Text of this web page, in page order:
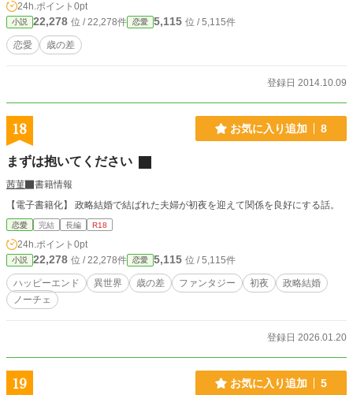
24h.ポイント 0pt
小説 22,278 位 / 22,278件 恋愛 5,115 位 / 5,115件
恋愛 歳の差
登録日 2014.10.09
18 お気に入り追加 8
まずは抱いてください
茜菫
書籍情報
【電子書籍化】 政略結婚で結ばれた夫婦が初夜を迎えて関係を良好にする話。
恋愛 完結 長編 R18
24h.ポイント 0pt
小説 22,278 位 / 22,278件 恋愛 5,115 位 / 5,115件
ハッピーエンド 異世界 歳の差 ファンタジー 初夜
政略結婚
ノーチェ
登録日 2026.01.20
19 お気に入り追加 5